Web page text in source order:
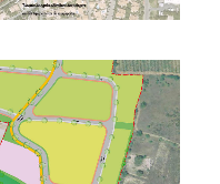
Ensérune